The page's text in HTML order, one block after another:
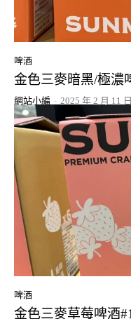
啤酒
金色三麥暗黑/極濃
網站小編 - 2025 年 2 月 11 日
啤酒
金色三麥草莓啤酒